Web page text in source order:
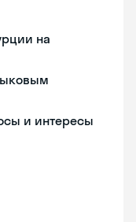
на
и интересы